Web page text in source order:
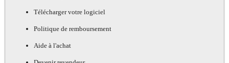
Télécharger votre logiciel
Politique de remboursement
Aide à l'achat